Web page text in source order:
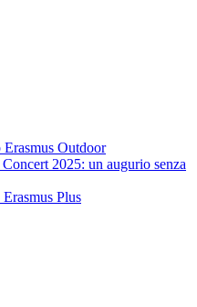
Erasmus Outdoor
2025: un augurio senza
Plus